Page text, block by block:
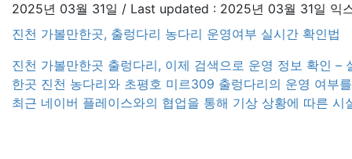
2025년 03월 31일 / Last updated : 2025년 03월 31일 익
진천 가볼만한곳, 출렁다리 농다리 운영여부 실시간 확인법
진천 가볼만한곳 출렁다리, 이제 검색으로 운영 정보 확인
한곳 진천 농다리와 초평호 미르309 출렁다리의 운영 여부
최근 네이버 플레이스와의 협업을 통해 기상 상황에 따른